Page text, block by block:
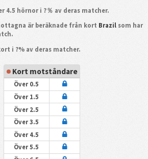
4.5 hörnor i ?％ av deras matcher.
är beräknade från kort Brazil som har
i ?% av deras matcher.
Kort motståndare
Över 0.5
Över 1.5
Över 2.5
Över 3.5
Över 4.5
Över 5.5